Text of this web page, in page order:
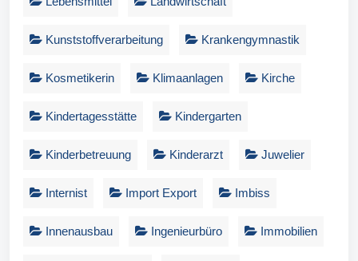
Kunststoffverarbeitung Krankengymnastik
Kosmetikerin Klimaanlagen Kirche
Kindertagesstätte Kindergarten
Kinderbetreuung Kinderarzt Juwelier
Internist Import Export Imbiss
Innenausbau Ingenieurbüro Immobilien